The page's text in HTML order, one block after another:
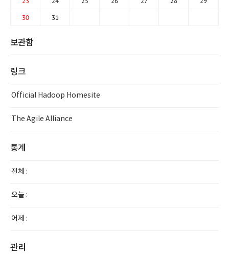
30 31
보관함
링크
Official Hadoop Homesite
The Agile Alliance
통계
전체 :
오늘 :
어제 :
관리